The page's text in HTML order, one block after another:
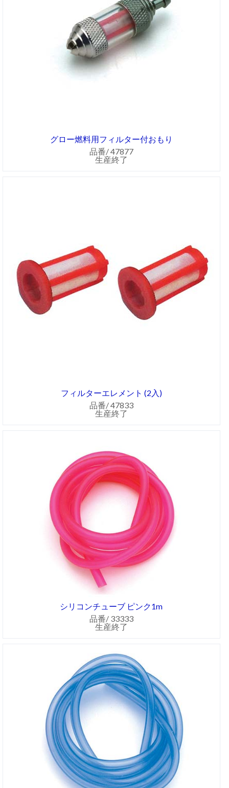
グロー燃料用フィルター付おもり
品番/ 47877
生産終了
フィルターエレメント (2入)
品番/ 47833
生産終了
シリコンチューブ ピンク1m
品番/ 33333
生産終了